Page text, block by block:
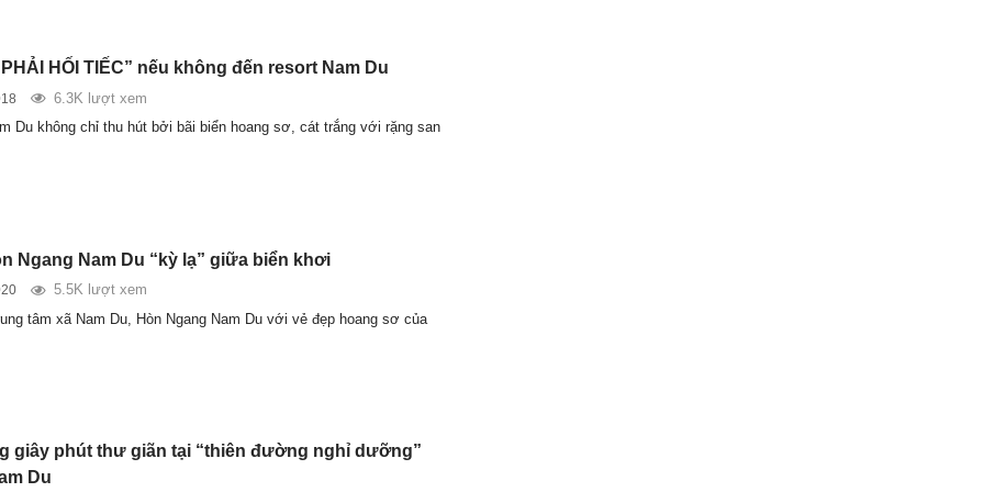
HỐI TIẾC” nếu không đến resort Nam Du
6.3K lượt xem
Du không chỉ thu hút bởi bãi biển hoang sơ, cát trắng với rặng san
Ngang Nam Du “kỳ lạ” giữa biển khơi
5.5K lượt xem
tâm xã Nam Du, Hòn Ngang Nam Du với vẻ đẹp hoang sơ của
giây phút thư giãn tại “thiên đường nghỉ dưỡng”
Du